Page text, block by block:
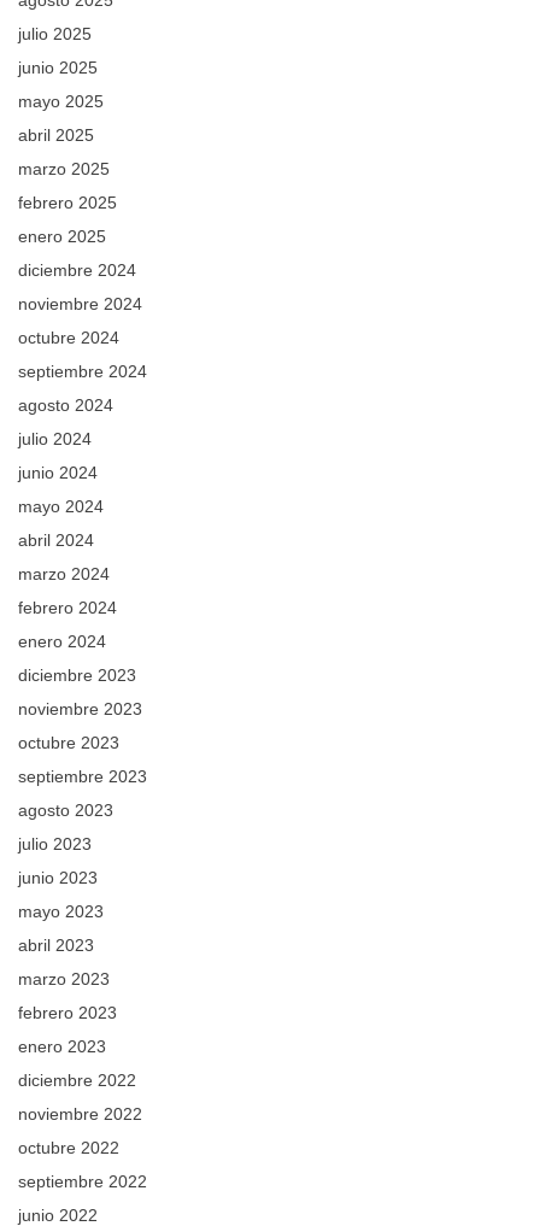
julio 2025
junio 2025
mayo 2025
abril 2025
marzo 2025
febrero 2025
enero 2025
diciembre 2024
noviembre 2024
octubre 2024
septiembre 2024
agosto 2024
julio 2024
junio 2024
mayo 2024
abril 2024
marzo 2024
febrero 2024
enero 2024
diciembre 2023
noviembre 2023
octubre 2023
septiembre 2023
agosto 2023
julio 2023
junio 2023
mayo 2023
abril 2023
marzo 2023
febrero 2023
enero 2023
diciembre 2022
noviembre 2022
octubre 2022
septiembre 2022
junio 2022